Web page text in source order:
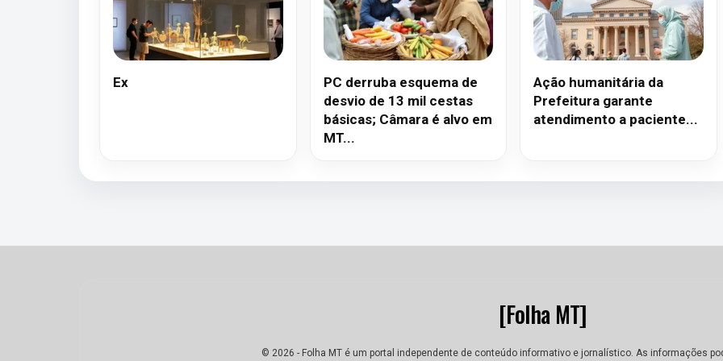
Ex
PC derruba esquema de
desvio de 13 mil cestas
básicas; Câmara é alvo em
MT...
Ação humanitária da
Prefeitura garante
atendimento a paciente...
[Folha MT]
© 2026 - Folha MT é um portal independente de conteúdo informativo e jornalístico. As informações